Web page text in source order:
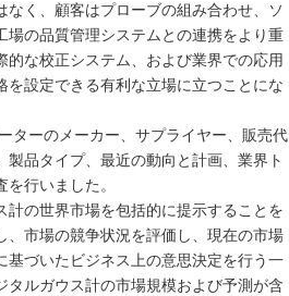
く、顧客はプローブの組み合わせ、ソ
の品質管理システムとの連携をより重
な校正システム、および業界での応用
設定できる有利な立場に立つことにな
ターのメーカー、サプライヤー、販売代
品タイプ、最近の動向と計画、業界ト
行いました。
の世界市場を包括的に提示することを
、市場の競争状況を評価し、現在の市場
づいたビジネス上の意思決定を行う一
ルガウス計の市場規模および予測が含